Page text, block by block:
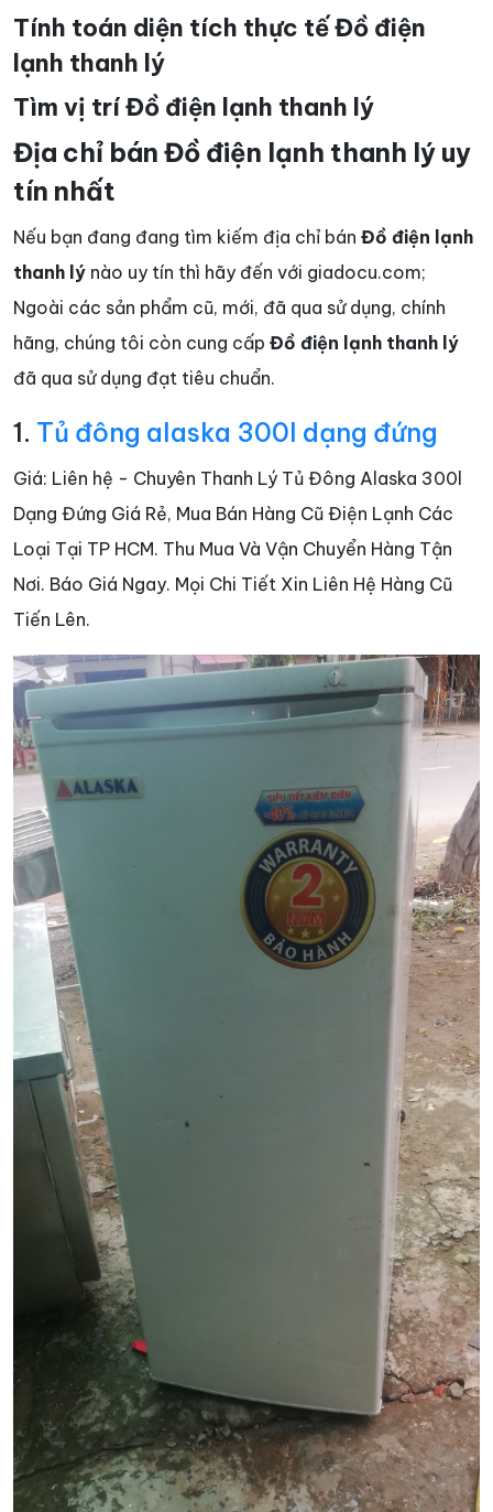
Tính toán diện tích thực tế Đồ điện
lạnh thanh lý
Tìm vị trí Đồ điện lạnh thanh lý
Địa chỉ bán Đồ điện lạnh thanh lý uy
tín nhất
Nếu bạn đang đang tìm kiếm địa chỉ bán Đồ điện lạnh
thanh lý nào uy tín thì hãy đến với giadocu.com;
Ngoài các sản phẩm cũ, mới, đã qua sử dụng, chính
hãng, chúng tôi còn cung cấp Đồ điện lạnh thanh lý
đã qua sử dụng đạt tiêu chuẩn.
1. Tủ đông alaska 300l dạng đứng
Giá: Liên hệ - Chuyên Thanh Lý Tủ Đông Alaska 300l
Dạng Đứng Giá Rẻ, Mua Bán Hàng Cũ Điện Lạnh Các
Loại Tại TP HCM. Thu Mua Và Vận Chuyển Hàng Tận
Nơi. Báo Giá Ngay. Mọi Chi Tiết Xin Liên Hệ Hàng Cũ
Tiến Lên.